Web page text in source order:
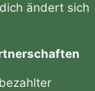
ändert sich